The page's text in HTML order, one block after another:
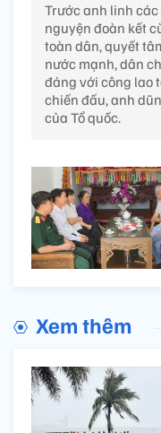
Trước anh linh
nguyện đoàn kết
toàn dân, quyết
nước mạnh, dân
đáng với công lao
chiến đấu, anh
của Tổ quốc.
Xem thêm